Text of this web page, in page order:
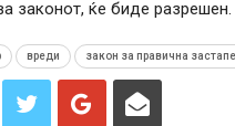
законот, ќе биде разрешен.
вреди закон за правична